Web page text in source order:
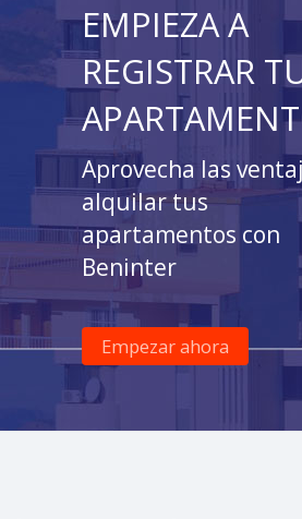
EMPIEZA A
REGISTRAR
Aprovecha las
alquilar tus
apartamentos con
Beninter
Empezar ahora